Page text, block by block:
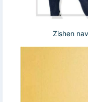
Zishen